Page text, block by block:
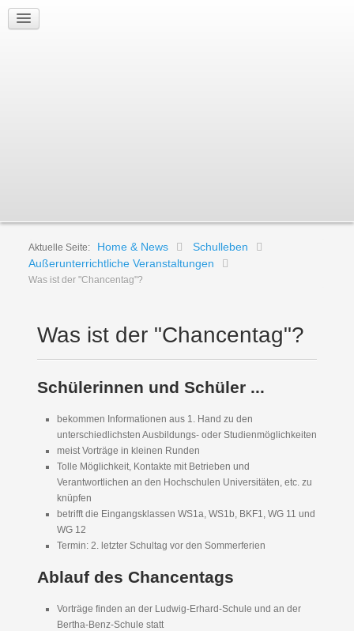
Aktuelle Seite: Home & News
Schulleben
Außerunterrichtliche Veranstaltungen
Was ist der "Chancentag"?
Was ist der "Chancentag"?
Schülerinnen und Schüler ...
bekommen Informationen aus 1. Hand zu den
unterschiedlichsten Ausbildungs- oder Studienmöglichkeiten
meist Vorträge in kleinen Runden
Tolle Möglichkeit, Kontakte mit Betrieben und
Verantwortlichen an den Hochschulen Universitäten, etc. zu
knüpfen
betrifft die Eingangsklassen WS1a, WS1b, BKF1, WG 11 und
WG 12
Termin: 2. letzter Schultag vor den Sommerferien
Ablauf des Chancentags
Vorträge finden an der Ludwig-Erhard-Schule und an der
Bertha-Benz-Schule statt